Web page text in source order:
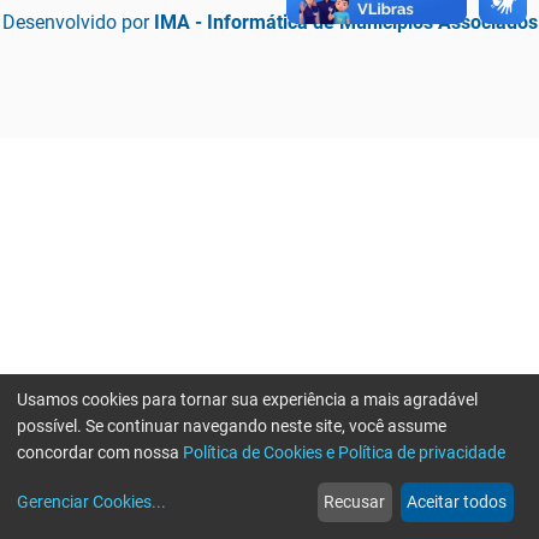
Desenvolvido por IMA - Informática de Municípios Associados
web
Notícias
more_horiz
Mais
Usamos cookies para tornar sua experiência a mais agradável
possível. Se continuar navegando neste site, você assume
concordar com nossa Política de Cookies e Política de privacidade
Gerenciar Cookies... Recusar Aceitar todos
Erro ao enviar informações, por favor tente novamente